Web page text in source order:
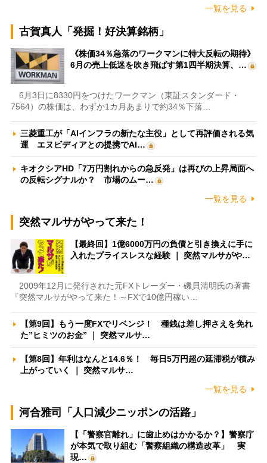
一覧を見る
古賀真人「発掘！好決算銘柄」
《株価34％急落のワークマンに特大反転の期待》
6月の売上低迷を吹き飛ばす第1四半期決算、…
6月3日に8330円をつけたワークマン（東証スタンダード・
7564）の株価は、わずか1カ月あまりで約34％下落…
三菱重工が「AIインフラの新たな主役」として再評価される気
運 エヌビディアとの提携でAI…
キオクシアHD「7万円割れからの急反発」は再びの上昇局面へ
の反転シグナルか？ 市場のムー…
一覧を見る
突然マルサがやって来た！
【最終回】1億6000万円の負債と引き換えに手に
入れたプライスレスな経験 ｜ 突然マルサがや…
2009年12月に発行された元FXトレーダー・磯貝清明氏の著書
『突然マルサがやって来た！～FXで10億円稼い…
【第9回】もう一度FXでリベンジ！ 種銭は差し押さえを免れ
た”ヒミツのお金” ｜ 突然マルサ…
【第8回】年利はなんと14.6％！ 毎日5万円超の延滞税が積み
上がっていく ｜ 突然マルサ…
一覧を見る
河合雅司「人口減少ニッポンの活路」
【「警察官離れ」に歯止めはかかるか？】警察庁
が本気で取り組む「警察組織の構造改革」 実
現…